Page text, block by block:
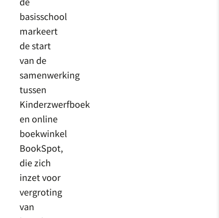
basisschool
markeert
de start
van de
samenwerking
tussen
Kinderzwerfboek
en online
boekwinkel
BookSpot,
die zich
inzet voor
vergroting
van